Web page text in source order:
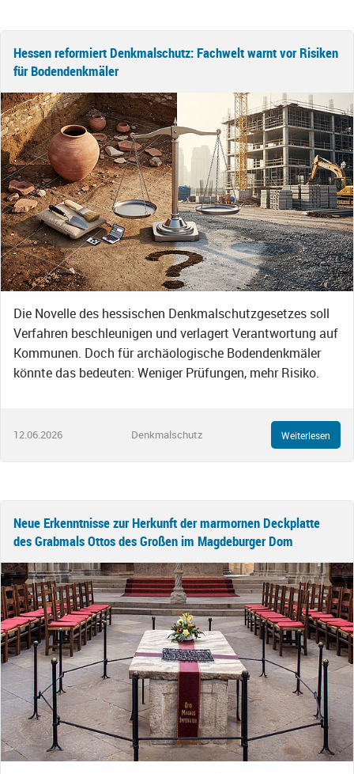
Hessen reformiert Denkmalschutz: Fachwelt warnt vor Risiken
für Bodendenkmäler
Die Novelle des hessischen Denkmalschutzgesetzes soll
Verfahren beschleunigen und verlagert Verantwortung auf
Kommunen. Doch für archäologische Bodendenkmäler
könnte das bedeuten: Weniger Prüfungen, mehr Risiko.
12.06.2026 Denkmalschutz Weiterlesen
Neue Erkenntnisse zur Herkunft der marmornen Deckplatte
des Grabmals Ottos des Großen im Magdeburger Dom